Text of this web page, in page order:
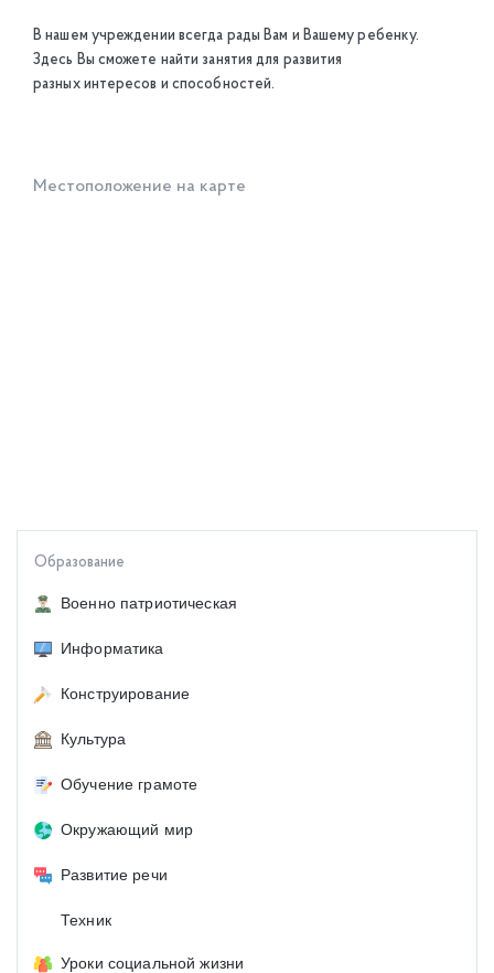
В нашем учреждении всегда рады Вам и Вашему ребенку.
Здесь Вы сможете найти занятия для развития
разных интересов и способностей.
Местоположение на карте
Образование
Военно патриотическая
Информатика
Конструирование
Культура
Обучение грамоте
Окружающий мир
Развитие речи
Техник
Уроки социальной жизни